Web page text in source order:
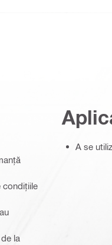
condițiile
la
A se